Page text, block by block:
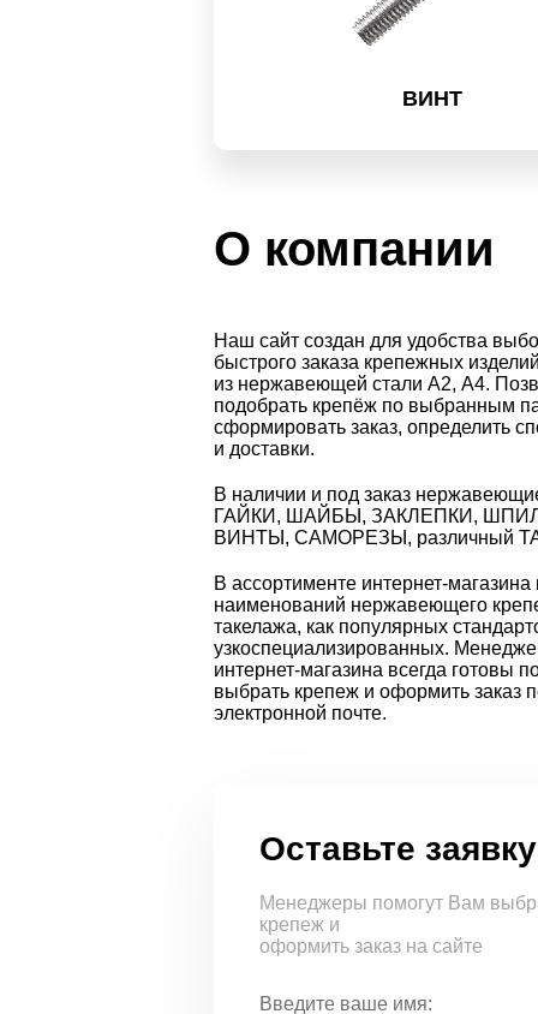
ВИНТ
О компании
Наш сайт создан для удобства
быстрого заказа крепежных
из нержавеющей стали А2, А4.
подобрать крепёж по выбранным
сформировать заказ, определить
и доставки.
В наличии и под заказ
ГАЙКИ, ШАЙБЫ, ЗАКЛЕПКИ,
ВИНТЫ, САМОРЕЗЫ, различный
В ассортименте интернет-
наименований нержавеющего
такелажа, как популярных
узкоспециализированных.
интернет-магазина всегда готовы
выбрать крепеж и оформить заказ
электронной почте.
Оставьте заявку
Менеджеры помогут Вам
крепеж и
оформить заказ на сайте
Введите ваше имя: